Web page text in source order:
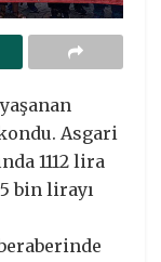
Asgari
1112 lira
bin lirayı